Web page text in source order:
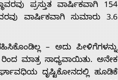
ಪ್ರಸ್ತುತ ವಾರ್ಷಿಕವಾಗಿ 154
ವಾರ್ಷಿಕವಾಗಿ ಸುಮಾರು 3.6
– ಅದು ಪೀಳಿಗೆಗಳನ್ನು
ಮಾತ್ರ ಸಾಧ್ಯವಾಯಿತು. ಅನೇಕ
ದೃಷ್ಟಿಕೋನದಲ್ಲಿ ಹೂಡಿಕೆ